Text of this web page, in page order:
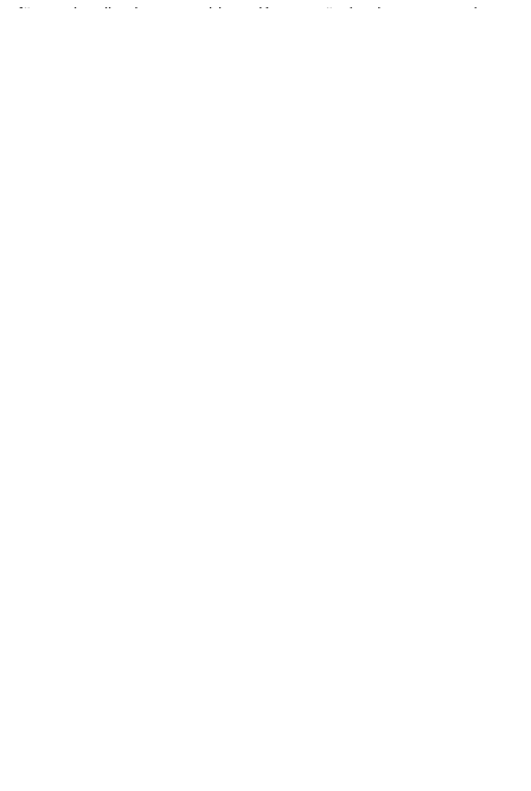
fügen visuelles Interesse hinzu. Kerzenständer, Laternen und